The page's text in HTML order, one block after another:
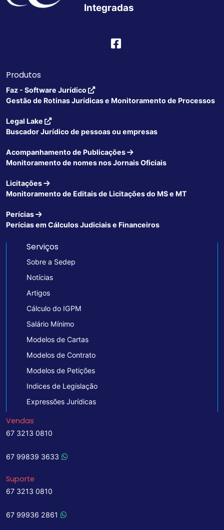
Integradas
Produtos
Faz - Software Jurídico
Gestão de Rotinas Jurídicas e Monitoramento de Processos
Legal Lake
Buscador Jurídico de pessoas ou empresas
Acompanhamento de Publicações
Monitoramento de nomes nos Jornais Oficiais
Licitações
Monitoramento de Editais de Licitações do MS e MT
Perícias
Perícias em Cálculos Judiciais e Financeiros
Serviços
Sobre a Sedep
Notícias
Artigos
Cálculo do IGPM
Salário Mínimo
Modelos de Cartas
Modelos de Contrato
Modelos de Petições
Indices de Legislação
Expressões Jurídicas
Vendas
67 3213 0810
67 99839 3633
Suporte
67 3213 0810
67 99936 2861